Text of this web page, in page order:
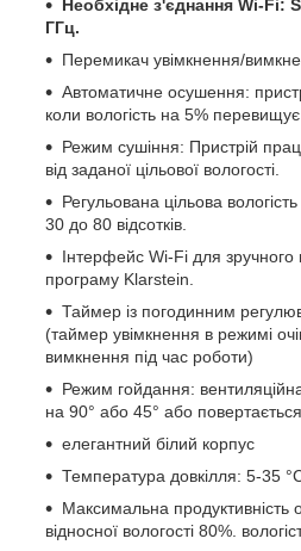
Необхідне з'єднання Wi-Fi:
ГГц.
Перемикач увімкнення/
Автоматичне осушення:
коли вологість на 5%
Режим сушіння: Пристрій
від заданої цільової вологості.
Регульована цільова
30 до 80 відсотків.
Інтерфейс Wi-Fi для зручного
програму Klarstein.
Таймер із погодинним
(таймер увімкнення в режимі
вимкнення під час роботи)
Режим гойдання: вентиляційна
на 90° або 45° або повертається.
елегантний білий корпус
Температура довкілля: 5-35
Максимальна продуктивність
відносної вологості 80%.